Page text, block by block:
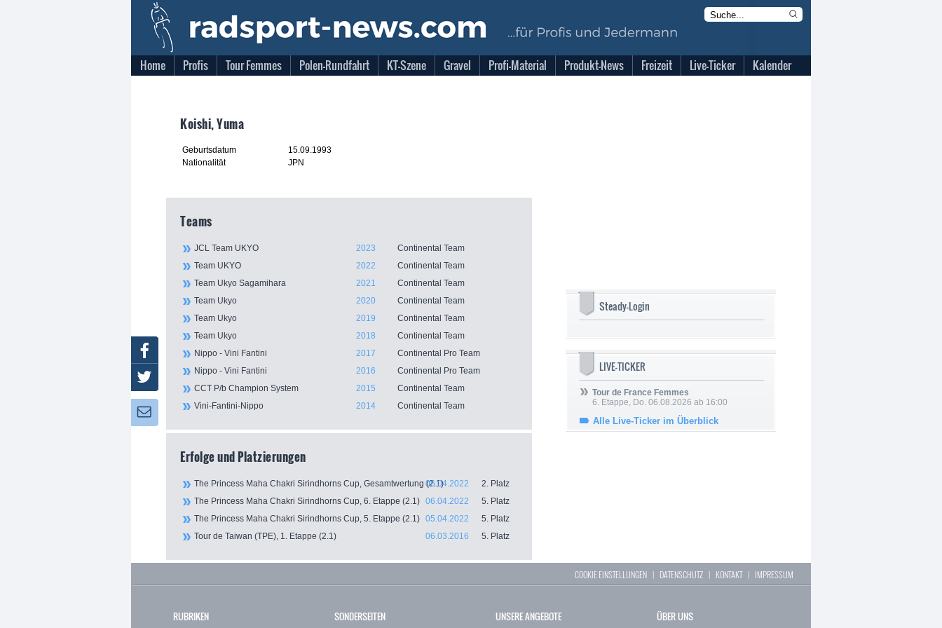
Home Profis Tour Femmes Polen-Rundfahrt KT-Szene Gravel Profi-Material Produkt-News Freizeit Live-Ticker Kalender
Koishi, Yuma
Geburtsdatum
15.09.1993
Nationalität
JPN
Teams
JCL Team UKYO 2023
Continental Team
Team UKYO
2022
Continental Team
Team Ukyo Sagamihara
2021
Continental Team
Team Ukyo
2020
Continental Team
Team Ukyo
2019
Continental Team
Team Ukyo
2018
Continental Team
Nippo - Vini Fantini
2017
Continental Pro Team
Nippo - Vini Fantini
2016
Continental Pro Team
CCT P/b Champion System
2015
Continental Team
Vini-Fantini-Nippo
2014 Continental Team
Erfolge und Platzierungen
The Princess Maha Chakri Sirindhorns Cup, Gesamtwertung (2.1) 2. Platz
06.04.2022
The Princess Maha Chakri Sirindhorns Cup, 6. Etappe (2.1)
5. Platz
06.04.2022
The Princess Maha Chakri Sirindhorns Cup, 5. Etappe (2.1)
5. Platz
05.04.2022
Tour de Taiwan (TPE), 1. Etappe (2.1)
5. Platz
06.03.2016
Steady-Login
LIVE-TICKER
Tour de France Femmes
6. Etappe, Do. 06.08.2026 ab 16:00
Alle Live-Ticker im Überblick
Facebook
Twitter
Newsletter:
COOKIE EINSTELLUNGEN | DATENSCHUTZ | KONTAKT| IMPRESSUM
RUBRIKEN SONDERSEITEN UNSERE ANGEBOTE ÜBER UNS